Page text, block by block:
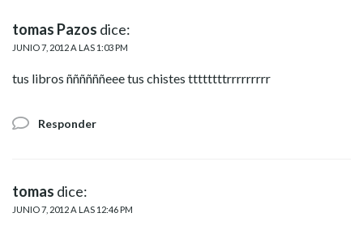
tomas Pazos dice:
JUNIO 7, 2012 A LAS 1:03 PM
tus libros ññññññeee tus chistes ttttttttrrrrrrrrr
Responder
tomas dice:
JUNIO 7, 2012 A LAS 12:46 PM